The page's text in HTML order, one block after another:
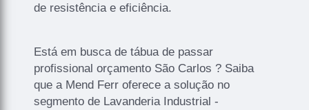
de resistência e eficiência.
Está em busca de tábua de passar
profissional orçamento São Carlos ? Saiba
que a Mend Ferr oferece a solução no
segmento de Lavanderia Industrial -